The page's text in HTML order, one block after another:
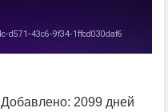
Добавлено: 2099 дней